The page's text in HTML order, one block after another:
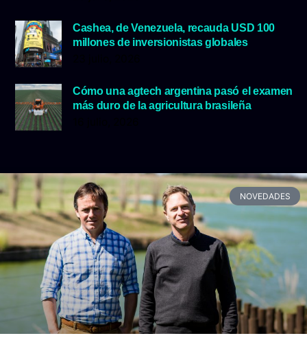
Cashea, de Venezuela, recauda USD 100
millones de inversionistas globales
Cómo una agtech argentina pasó el examen
más duro de la agricultura brasileña
NOVEDADES